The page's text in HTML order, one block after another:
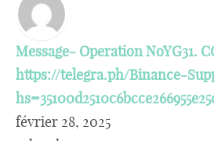
Message- Operation NoYG31.
https://telegra.ph/Binance-
février 28, 2025